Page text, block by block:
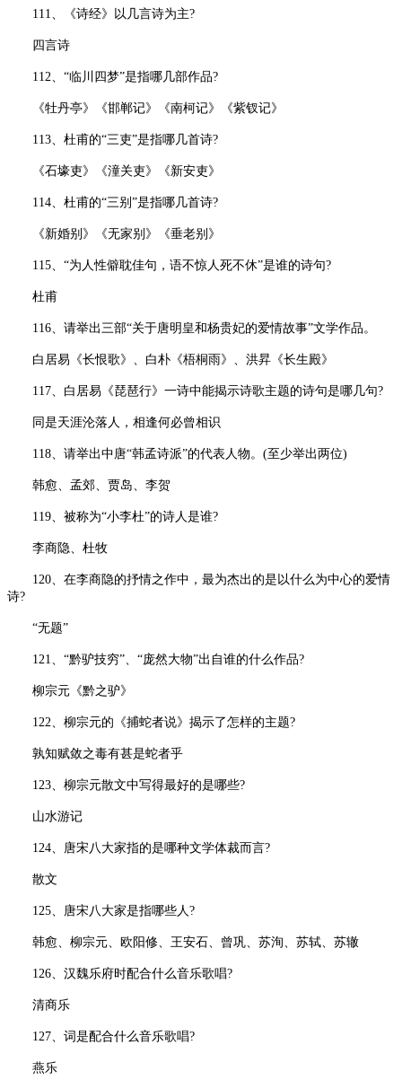
111、《诗经》以几言诗为主?
四言诗
112、“临川四梦”是指哪几部作品?
《牡丹亭》《邯郸记》《南柯记》《紫钗记》
113、杜甫的“三吏”是指哪几首诗?
《石壕吏》《潼关吏》《新安吏》
114、杜甫的“三别”是指哪几首诗?
《新婚别》《无家别》《垂老别》
115、“为人性僻耽佳句，语不惊人死不休”是谁的诗句?
杜甫
116、请举出三部“关于唐明皇和杨贵妃的爱情故事”文学作品。
白居易《长恨歌》、白朴《梧桐雨》、洪昇《长生殿》
117、白居易《琵琶行》一诗中能揭示诗歌主题的诗句是哪几句?
同是天涯沦落人，相逢何必曾相识
118、请举出中唐“韩孟诗派”的代表人物。(至少举出两位)
韩愈、孟郊、贾岛、李贺
119、被称为“小李杜”的诗人是谁?
李商隐、杜牧
120、在李商隐的抒情之作中，最为杰出的是以什么为中心的爱情
诗?
“无题”
121、“黔驴技穷”、“庞然大物”出自谁的什么作品?
柳宗元《黔之驴》
122、柳宗元的《捕蛇者说》揭示了怎样的主题?
孰知赋敛之毒有甚是蛇者乎
123、柳宗元散文中写得最好的是哪些?
山水游记
124、唐宋八大家指的是哪种文学体裁而言?
散文
125、唐宋八大家是指哪些人?
韩愈、柳宗元、欧阳修、王安石、曾巩、苏洵、苏轼、苏辙
126、汉魏乐府时配合什么音乐歌唱?
清商乐
127、词是配合什么音乐歌唱?
燕乐